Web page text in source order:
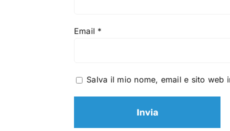
Email *
Salva il mio nome, email e sito web